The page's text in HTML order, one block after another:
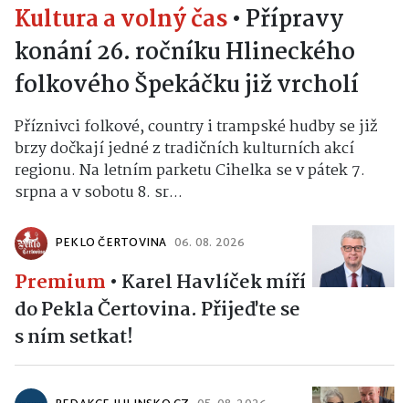
Kultura a volný čas• Přípravy
konání 26. ročníku Hlineckého
folkového Špekáčku již vrcholí
Příznivci folkové, country i trampské hudby se již
brzy dočkají jedné z tradičních kulturních akcí
regionu. Na letním parketu Cihelka se v pátek 7.
srpna a v sobotu 8. sr...
PEKLO ČERTOVINA 06. 08. 2026
Premium • Karel Havlíček míří
do Pekla Čertovina. Přijeďte se
s ním setkat!